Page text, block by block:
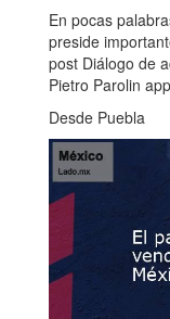
En pocas
preside
post Diálogo de
Pietro Parolin
Desde Puebla